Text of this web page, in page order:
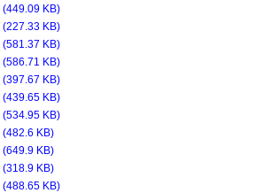
(449.09 KB)
(227.33 KB)
(581.37 KB)
(586.71 KB)
(397.67 KB)
(439.65 KB)
(534.95 KB)
(482.6 KB)
(649.9 KB)
(318.9 KB)
(488.65 KB)